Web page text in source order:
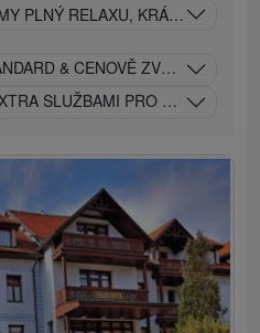
PLNÝ RELAXU, KRÁSY A PÉČE
& CENOVĚ ZVÝHODNĚNÝ
SLUŽBAMI PRO NÁROČNÉ